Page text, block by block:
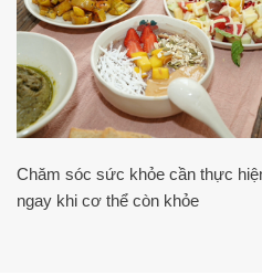
Chăm sóc sức khỏe cần thực
ngay khi cơ thể còn khỏe